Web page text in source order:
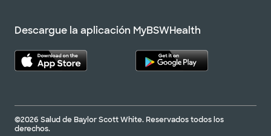
Descargue la aplicación MyBSWHealth
©2026 Salud de Baylor Scott White. Reservados todos los
derechos.